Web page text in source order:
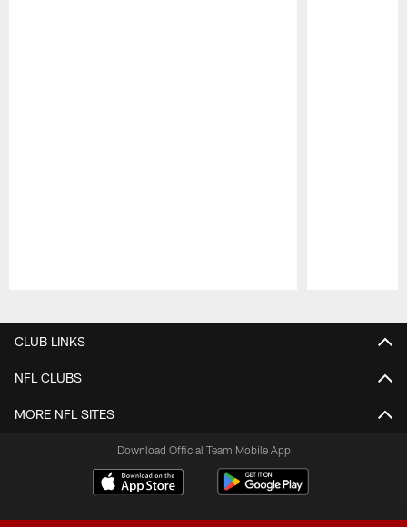
CLUB LINKS
NFL CLUBS
MORE NFL SITES
Download Official Team Mobile App